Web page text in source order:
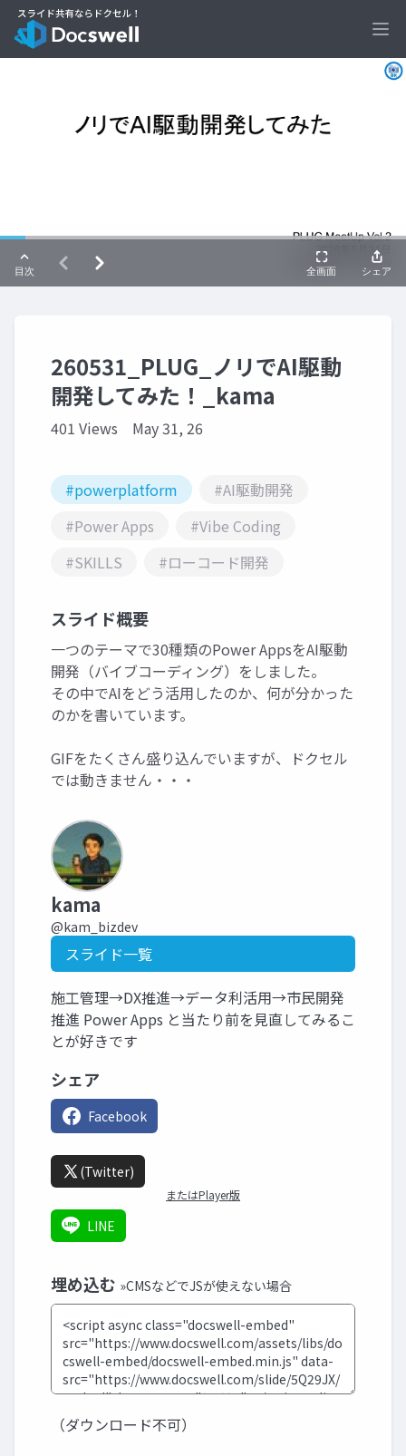
260531_PLUG_ノリでAI駆動
開発してみた！_kama
401 Views May 31, 26
#powerplatform
#AI駆動開発
#Power Apps
#Vibe Coding
#SKILLS
#ローコード開発
スライド概要
一つのテーマで30種類のPower AppsをAI駆動
開発（バイブコーディング）をしました。
その中でAIをどう活用したのか、何が分かった
のかを書いています。
GIFをたくさん盛り込んでいますが、ドクセル
では動きません・・・
kama
@kam_bizdev
スライド一覧
施工管理→DX推進→データ利活用→市民開発
推進 Power Apps と当たり前を見直してみるこ
とが好きです
シェア
Facebook
(Twitter)
またはPlayer版
LINE
埋め込む »CMSなどでJSが使えない場合
（ダウンロード不可）